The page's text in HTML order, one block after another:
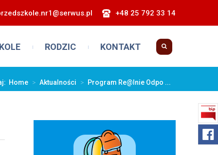
+48 25 792 33 14
RODZIC KONTAKT
Home > Aktualności > Program Re@lnie Odpo ...